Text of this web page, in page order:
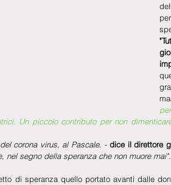
Un piccolo contributo per non
corona virus, al Pascale. - dice il direttore
nel segno della speranza che non muore mai".
di speranza quello portato avanti dalle